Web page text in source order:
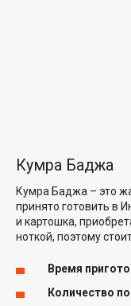
Кумра Баджа
Кумра Баджа – это
принято готовить в
и картошка,
ноткой, поэтому
Время
Количество